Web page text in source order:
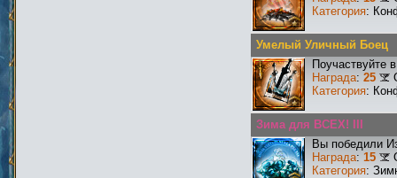
Категория:
Умелый Уличный Боец
Поучаствуйте
Награда: 25
Категория:
Зима для ВСЕХ! III
Вы победили
Награда: 15
Категория: